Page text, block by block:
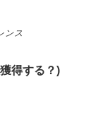
ンス
得する？)